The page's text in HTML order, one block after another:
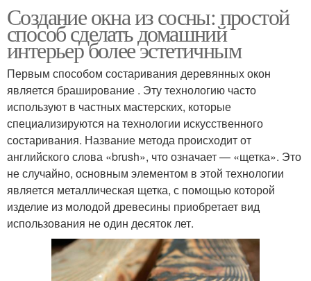
Создание окна из сосны: простой
способ сделать домашний
интерьер более эстетичным
Первым способом состаривания деревянных окон
является браширование . Эту технологию часто
используют в частных мастерских, которые
специализируются на технологии искусственного
состаривания. Название метода происходит от
английского слова «brush», что означает — «щетка». Это
не случайно, основным элементом в этой технологии
является металлическая щетка, с помощью которой
изделие из молодой древесины приобретает вид
использования не один десяток лет.